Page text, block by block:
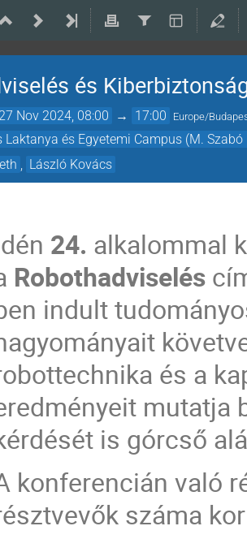
és
Nov 2024, 08:00 → 17:00 Europe/
és Egyetemi Campus (M.
László Kovács
24. alkalommal
Robothadviselés
indult
és a
mutatja
is górcső
konferencián való
száma